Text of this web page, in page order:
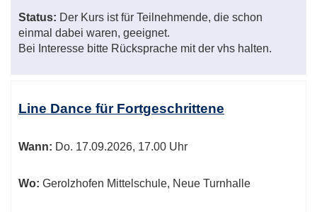
Status: Der Kurs ist für Teilnehmende, die schon
einmal dabei waren, geeignet.
Bei Interesse bitte Rücksprache mit der vhs halten.
Line Dance für Fortgeschrittene
Wann: Do. 17.09.2026, 17.00 Uhr
Wo: Gerolzhofen Mittelschule, Neue Turnhalle